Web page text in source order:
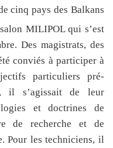
cinq pays des Balkans
MILIPOL qui s’est
Des magistrats, des
conviés à participer à
particuliers pré-
il s’agissait de leur
et doctrines de
de recherche et de
Pour les techniciens, il